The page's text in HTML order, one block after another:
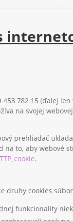
453 782 15 (ďalej
na svojej
prehliadač
to, aby webové
.
druhy cookies
funkcionality